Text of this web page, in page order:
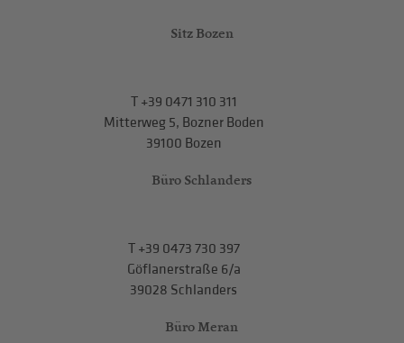
Sitz Bozen
T+39 0471 310 311
Mitterweg 5, Bozner Boden
39100 Bozen
Büro Schlanders
T+39 0473 730 397
Göflanerstraße 6/a
39028 Schlanders
Büro Meran